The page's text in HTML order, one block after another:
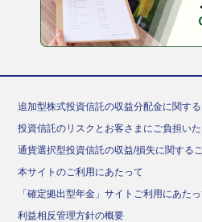
追加型株式投資信託の収益分配金に関す
投資信託のリスクとお客さまにご負担い
通貨選択型投資信託の収益/損失に関する
本サイトのご利用にあたって
「確定拠出型年金」サイトご利用にあた
利益相反管理方針の概要